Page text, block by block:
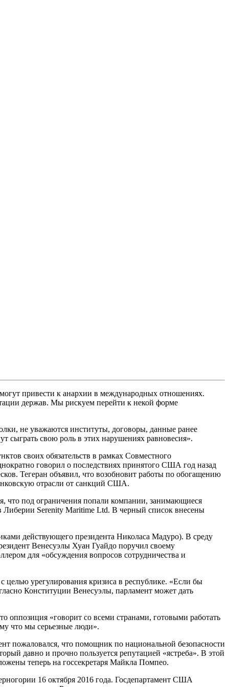
привести к анархии в международных отношениях.
держав. Мы рискуем перейти к некой форме
не уважаются институты, договоры, данные ранее
свою роль в этих нарушениях равновесия».
своих обязательств в рамках Совместного
говорил о последствиях принятого США год назад
Тегеран объявил, что возобновит работы по обогащению
отрасли от санкций США.
под ограничения попали компании, занимающиеся
Либерии Serenity Maritime Ltd. В черный список внесены
действующего президента Николаса Мадуро). В среду
Венесуэлы Хуан Гуайдо поручил своему
для «обсуждения вопросов сотрудничества и
целью урегулирования кризиса в республике. «Если бы
Конституции Венесуэлы, парламент может дать
оппозиция «говорит со всеми странами, готовыми работать
что мы серьезные люди».
пожаловался, что помощник по национальной безопасности
давно и прочно пользуется репутацией «ястреба». В этой
теперь на госсекретаря Майкла Помпео.
16 октября 2016 года. Госдепартамент США